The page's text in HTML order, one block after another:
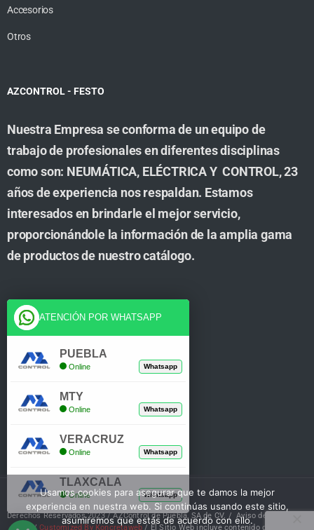
Accesorios
Otros
AZCONTROL - FESTO
Nuestra Empresa se conforma de un equipo de
trabajo de profesionales en diferentes disciplinas
como son: NEUMÁTICA, ELÉCTRICA Y CONTROL, 23
años de experiencia nos respaldan. Estamos
interesados en brindarle el mejor servicio,
proporcionándole la información de la amplia gama
de productos de nuestro catálogo.
Cuenta
Tienda
Mi Cuenta
Derechos Reservados 2023 / AZControl de Puebla, SA de CV. /Aviso de Privacidad
/Customized By Koncretaweb / El Sitio Web incluye contenido de IA
Usamos cookies para asegurar que te damos la mejor
experiencia en nuestra web. Si continúas usando este sitio,
asumiremos que estás de acuerdo con ello.
ATENCIÓN POR WHATSAPP
PUEBLA
Online Whatsapp
MTY
Online Whatsapp
VERACRUZ
Online Whatsapp
TLAXCALA
Online Whatsapp